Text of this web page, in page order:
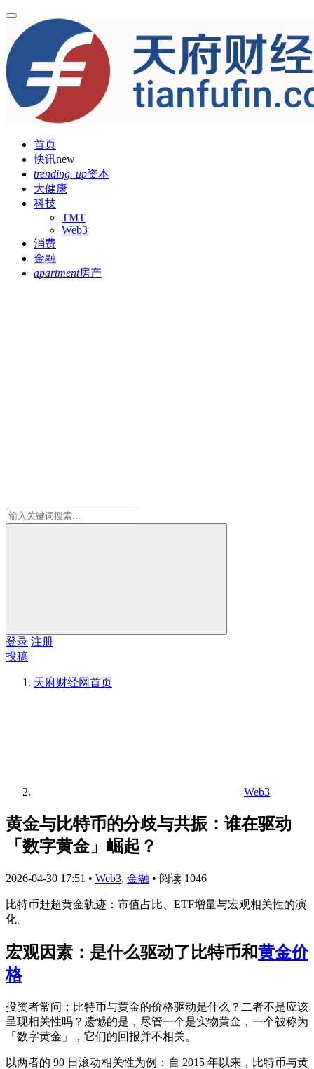
首页
快讯new
trending_up资本
大健康
科技
TMT
Web3
消费
金融
apartment房产
登录 注册
投稿
天府财经网首页
Web3
黄金与比特币的分歧与共振：谁在驱动
「数字黄金」崛起？
2026-04-30 17:51 • Web3, 金融 • 阅读 1046
比特币赶超黄金轨迹：市值占比、ETF增量与宏观相关性的演
化。
宏观因素：是什么驱动了比特币和黄金价
格
投资者常问：比特币与黄金的价格驱动是什么？二者不是应该
呈现相关性吗？遗憾的是，尽管一个是实物黄金，一个被称为
「数字黄金」，它们的回报并不相关。
以两者的 90 日滚动相关性为例：自 2015 年以来，比特币与黄